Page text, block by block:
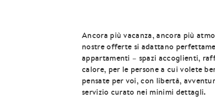
Ancora più vacanza, ancora più
nostre offerte si adattano
appartamenti – spazi accoglienti,
calore, per le persone a cui volete
pensate per voi, con libertà,
servizio curato nei minimi dettagli.